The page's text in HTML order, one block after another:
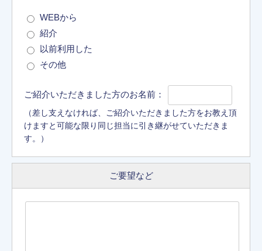
WEBから
紹介
以前利用した
その他
ご紹介いただきました方のお名前：
（差し支えなければ、ご紹介いただきました方をお教え頂
けますと可能な限り同じ担当に引き継がせていただきま
す。）
ご要望など